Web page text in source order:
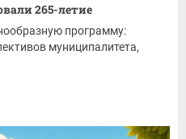
265-летие
программу:
муниципалитета,